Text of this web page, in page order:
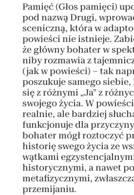
Pamięć (Głos pamięci)
pod nazwą Drugi,
sceniczną, która w
powieści nie istnieje.
że główny bohater w
niby rozmawia z
(jak w powieści) – tak
poszukuje samego
się z różnymi „Ja” z
swojego życia. W
realnie, ale bardziej
funkcjonuje dla
bohater mógł roztoczyć
historię swego życia ze
wątkami
historycznymi, a nawet
metafizycznymi,
przemijaniu.